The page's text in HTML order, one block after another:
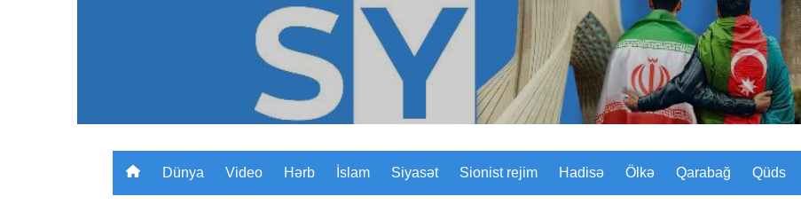
Sizinyol.org
Dünya Video Hərb İslam Siyasət Sionist rejim Hadisə Ölkə Qarabağ Qüds